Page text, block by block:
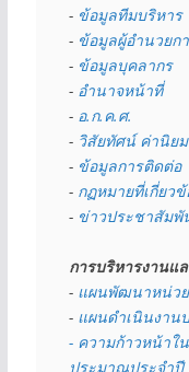
- ข้อมูลทีมบริหาร
- ข้อมูลผู้อำนวยก
- ข้อมูลบุคลากร
- อำนาจหน้าที่
- อ.ก.ค.ศ.
- วิสัยทัศน์ ค่านิยม
- ข้อมูลการติดต่อ
- กฏหมายที่เกี่ยวข้
- ข่าวประชาสัมพั
การบริหารงานแ
- แผนพัฒนาหน่ว
- แผนดำเนินงาน
- ความก้าวหน้าใ
ประมาณประจำปี